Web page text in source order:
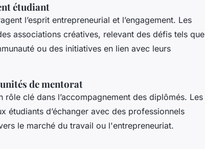
étudiant
l’esprit entrepreneurial et l’engagement. Les
associations créatives, relevant des défis tels que
ou des initiatives en lien avec leurs
de mentorat
rôle clé dans l’accompagnement des diplômés. Les
étudiants d’échanger avec des professionnels
le marché du travail ou l'entrepreneuriat.